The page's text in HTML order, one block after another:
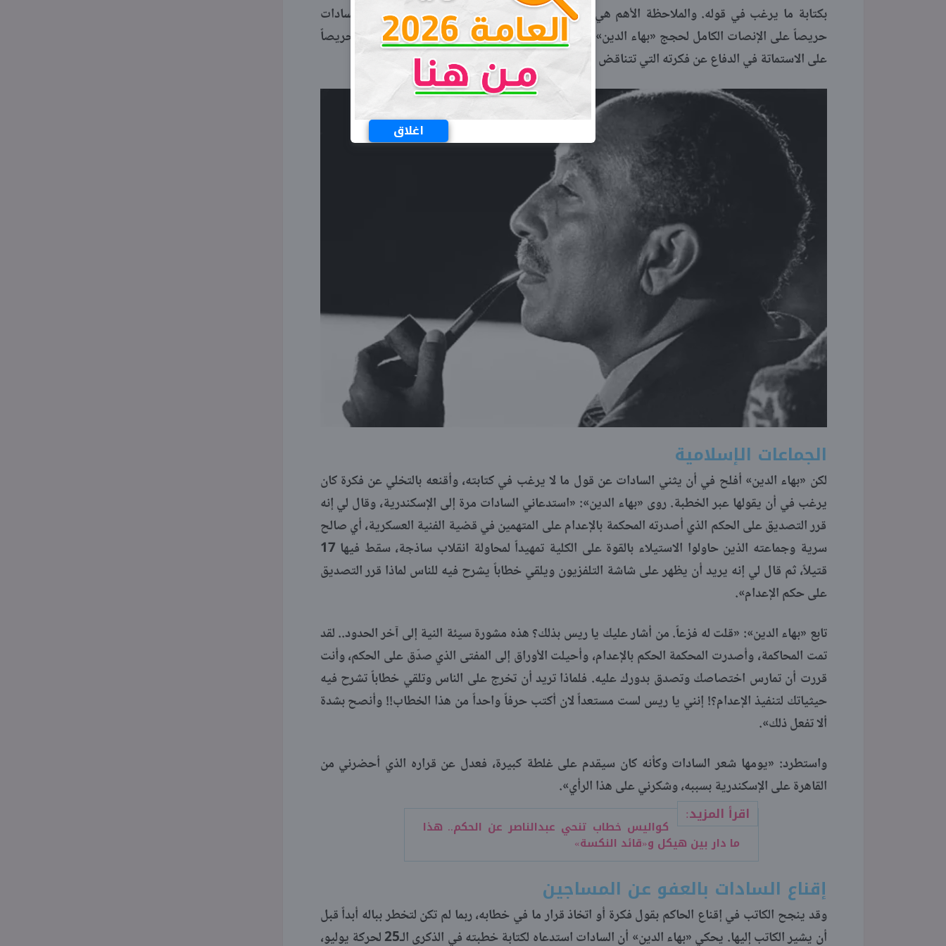
اغلاق
بكتابة ما يرغب في قوله. والملاحظة الأهم هي كيف قام حوار دقيق وعميق بينهما، وكيف كان السادات
حريصاً على الإنصات الكامل لحجج «بهاء الدين»، ومحاولة تفنيدها، وبالمثل كيف كان «بهاء الدين» حريصاً
على الاستماتة في الدفاع عن فكرته التي تتناقض مع فكرة الحاكم.
الجماعات الإسلامية
لكن «بهاء الدين» أفلح في أن يثني السادات عن قول ما لا يرغب في كتابته، وأقنعه بالتخلي عن فكرة كان
يرغب في أن يقولها عبر الخطبة. روى «بهاء الدين»: «استدعاني السادات مرة إلى الإسكندرية، وقال لي إنه
قرر التصديق على الحكم الذي أصدرته المحكمة بالإعدام على المتهمين في قضية الفنية العسكرية، أي صالح
سرية وجماعته الذين حاولوا الاستيلاء بالقوة على الكلية تمهيداً لمحاولة انقلاب ساذجة، سقط فيها 17
قتيلاً، ثم قال لي إنه يريد أن يظهر على شاشة التلفزيون ويلقي خطاباً يشرح فيه للناس لماذا قرر التصديق
على حكم الإعدام».
تابع «بهاء الدين»: «قلت له فزعاً. من أشار عليك يا ريس بذلك؟ هذه مشورة سيئة النية إلى آخر الحدود.. لقد
تمت المحاكمة، وأصدرت المحكمة الحكم بالإعدام، وأحيلت الأوراق إلى المفتى الذي صدّق على الحكم، وأنت
قررت أن تمارس اختصاصك وتصدق بدورك عليه. فلماذا تريد أن تخرج على الناس وتلقي خطاباً تشرح فيه
حيثياتك لتنفيذ الإعدام؟! إنني يا ريس لست مستعداً لان أكتب حرفاً واحداً من هذا الخطاب!! وأنصح بشدة
ألا تفعل ذلك».
واستطرد: «يومها شعر السادات وكأنه كان سيقدم على غلطة كبيرة، فعدل عن قراره الذي أحضرني من
القاهرة على الإسكندرية بسببه، وشكرني على هذا الرأي».
اقرأ المزيد:
كواليس خطاب تنحي عبدالناصر عن الحكم.. هذا
ما دار بين هيكل و«قائد النكسة»
إقناع السادات بالعفو عن المساجين
وقد ينجح الكاتب في إقناع الحاكم بقول فكرة أو اتخاذ قرار ما في خطابه، ربما لم تكن لتخطر بباله أبداً قبل
أن يشير الكاتب إليها. يحكي «بهاء الدين» أن السادات استدعاه لكتابة خطبته في الذكرى الـ25 لحركة يوليو،